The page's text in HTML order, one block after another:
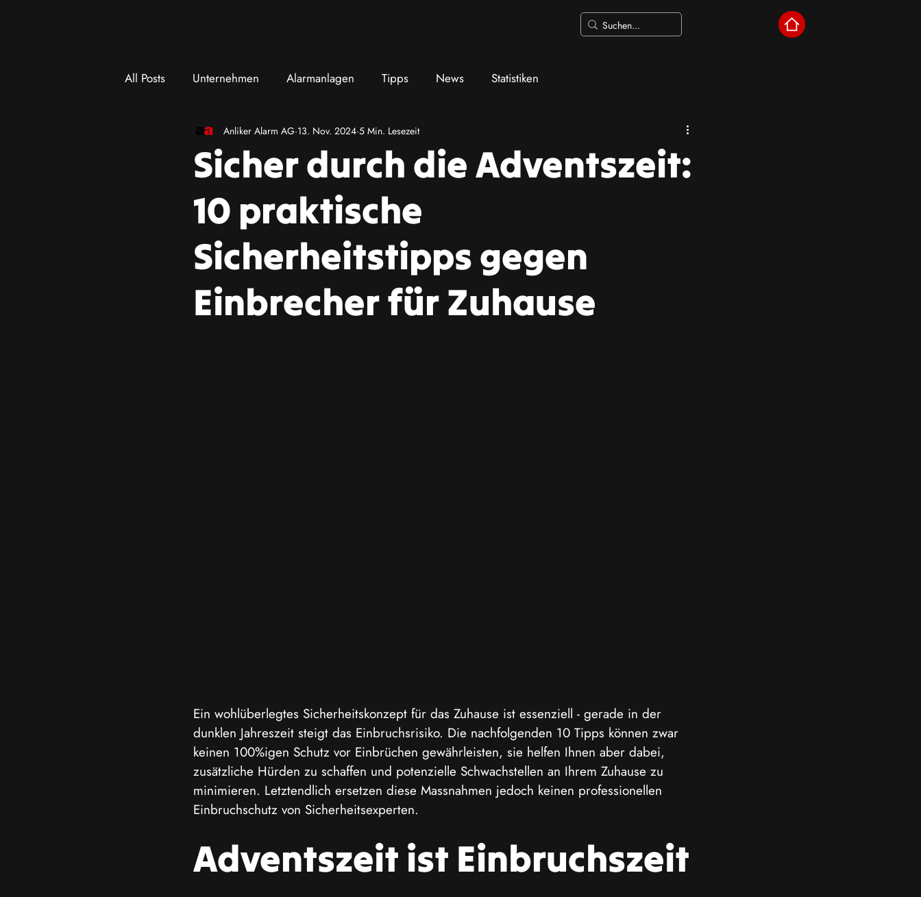
All Posts Unternehmen Alarmanlagen Tipps News Statistiken
Sicher durch die Adventszeit:
10 praktische
Sicherheitstipps gegen
Einbrecher für Zuhause
Anliker Alarm AG 13. Nov. 2024 5 Min. Lesezeit
Ein wohlüberlegtes Sicherheitskonzept für das Zuhause ist essenziell - gerade in der
dunklen Jahreszeit steigt das Einbruchsrisiko. Die nachfolgenden 10 Tipps können zwar
keinen 100%igen Schutz vor Einbrüchen gewährleisten, sie helfen Ihnen aber dabei,
zusätzliche Hürden zu schaffen und potenzielle Schwachstellen an Ihrem Zuhause zu
minimieren. Letztendlich ersetzen diese Massnahmen jedoch keinen professionellen
Einbruchschutz von Sicherheitsexperten.
Adventszeit ist Einbruchszeit